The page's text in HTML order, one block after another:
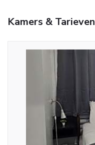
Kamers & Tarieven